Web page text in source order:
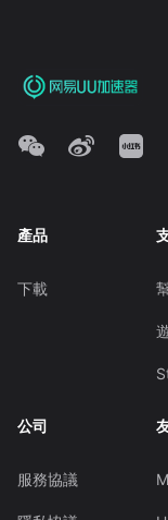
產品
下載
公司
服務協議